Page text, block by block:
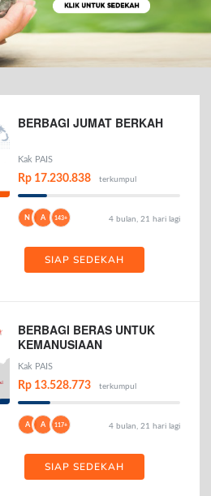
BERBAGI JUMAT BERKAH
Kak PAIS
Rp 17.230.838 terkumpul
N A 143+ 4 bulan, 21 hari lagi
SIAP SEDEKAH
BERBAGI BERAS UNTUK
KEMANUSIAAN
Kak PAIS
Rp 13.528.773 terkumpul
A A 117+ 4 bulan, 21 hari lagi
SIAP SEDEKAH